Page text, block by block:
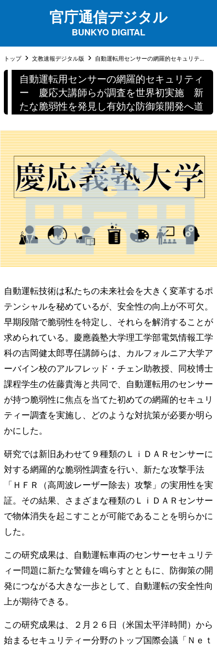
官庁通信デジタル
BUNKYO DIGITAL
トップ 文教速報デジタル版 自動運転用センサーの網羅的セキュリテ...
自動運転用センサーの網羅的セキュリティ
ー 慶応大講師らが調査を世界初実施 新
たな脆弱性を発見し有効な防御策開発へ道
自動運転技術は私たちの未来社会を大きく変革するポ
テンシャルを秘めているが、安全性の向上が不可欠。
早期段階で脆弱性を特定し、それらを解消することが
求められている。慶應義塾大学理工学部電気情報工学
科の吉岡健太郎専任講師らは、カルフォルニア大学ア
ーバイン校のアルフレッド・チェン助教授、同校博士
課程学生の佐藤貴海と共同で、自動運転用のセンサー
が持つ脆弱性に焦点を当てた初めての網羅的セキュリ
ティー調査を実施し、どのような対抗策が必要か明ら
かにした。
研究では新旧あわせて９種類のＬｉＤＡＲセンサーに
対する網羅的な脆弱性調査を行い、新たな攻撃手法
「ＨＦＲ（高周波レーザー除去）攻撃」の実用性を実
証。その結果、さまざまな種類のＬｉＤＡＲセンサー
で物体消失を起こすことが可能であることを明らかに
した。
この研究成果は、自動運転車両のセンサーセキュリテ
ィー問題に新たな警鐘を鳴らすとともに、防御策の開
発につながる大きな一歩として、自動運転の安全性向
上が期待できる。
この研究成果は、２月２６日（米国太平洋時間）から
始まるセキュリティー分野のトップ国際会議「Ｎｅｔ